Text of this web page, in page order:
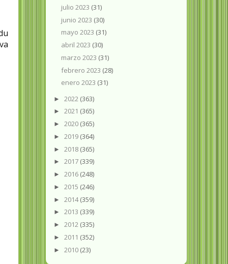
julio 2023 (31)
junio 2023 (30)
mayo 2023 (31)
abril 2023 (30)
marzo 2023 (31)
febrero 2023 (28)
enero 2023 (31)
► 2022 (363)
► 2021 (365)
► 2020 (365)
► 2019 (364)
► 2018 (365)
► 2017 (339)
► 2016 (248)
► 2015 (246)
► 2014(359)
► 2013 (339)
► 2012 (335)
► 2011 (352)
► 2010 (23)